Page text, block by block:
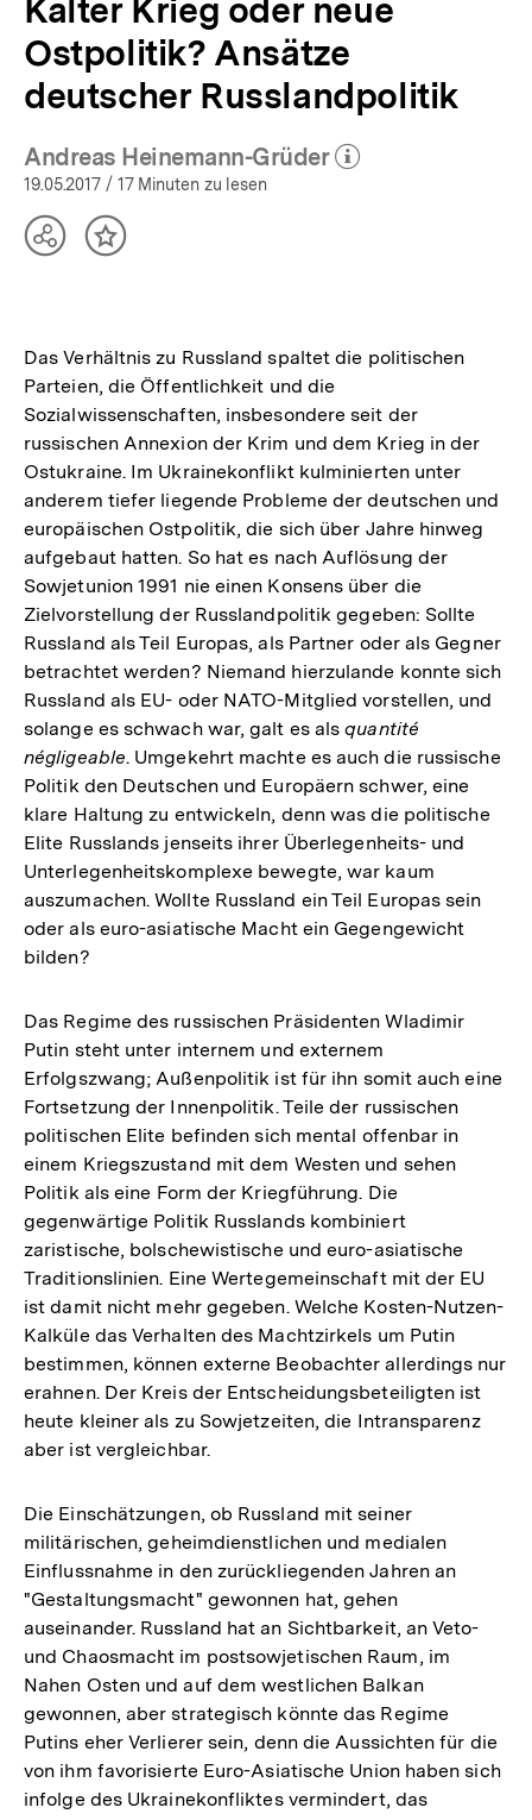
Kalter Krieg oder neue
Ostpolitik? Ansätze
deutscher Russlandpolitik
Andreas Heinemann-Grüder
(Mehr zum Autor)
19.05.2017 / 17 Minuten zu lesen
TeilenInhalt
Das Verhältnis zu Russland spaltet die politischen
Parteien, die Öffentlichkeit und die
Sozialwissenschaften, insbesondere seit der
russischen Annexion der Krim und dem Krieg in der
Ostukraine. Im Ukrainekonflikt kulminierten unter
anderem tiefer liegende Probleme der deutschen und
europäischen Ostpolitik, die sich über Jahre hinweg
aufgebaut hatten. So hat es nach Auflösung der
Sowjetunion 1991 nie einen Konsens über die
Zielvorstellung der Russlandpolitik gegeben: Sollte
Russland als Teil Europas, als Partner oder als Gegner
betrachtet werden? Niemand hierzulande konnte sich
Russland als EU- oder NATO-Mitglied vorstellen, und
solange es schwach war, galt es alsquantité
négligeable. Umgekehrt machte es auch die russische
Politik den Deutschen und Europäern schwer, eine
klare Haltung zu entwickeln, denn was die politische
Elite Russlands jenseits ihrer Überlegenheits- und
Unterlegenheitskomplexe bewegte, war kaum
auszumachen. Wollte Russland ein Teil Europas sein
oder als euro-asiatische Macht ein Gegengewicht
bilden?
Das Regime des russischen Präsidenten Wladimir
Putin steht unter internem und externem
Erfolgszwang; Außenpolitik ist für ihn somit auch eine
Fortsetzung der Innenpolitik. Teile der russischen
politischen Elite befinden sich mental offenbar in
einem Kriegszustand mit dem Westen und sehen
Politik als eine Form der Kriegführung. Die
gegenwärtige Politik Russlands kombiniert
zaristische, bolschewistische und euro-asiatische
Traditionslinien. Eine Wertegemeinschaft mit der EU
ist damit nicht mehr gegeben. Welche Kosten-Nutzen-
Kalküle das Verhalten des Machtzirkels um Putin
bestimmen, können externe Beobachter allerdings nur
erahnen. Der Kreis der Entscheidungsbeteiligten ist
heute kleiner als zu Sowjetzeiten, die Intransparenz
aber ist vergleichbar.
Die Einschätzungen, ob Russland mit seiner
militärischen, geheimdienstlichen und medialen
Einflussnahme in den zurückliegenden Jahren an
"Gestaltungsmacht" gewonnen hat, gehen
auseinander. Russland hat an Sichtbarkeit, an Veto-
und Chaosmacht im postsowjetischen Raum, im
Nahen Osten und auf dem westlichen Balkan
gewonnen, aber strategisch könnte das Regime
Putins eher Verlierer sein, denn die Aussichten für die
von ihm favorisierte Euro-Asiatische Union haben sich
infolge des Ukrainekonfliktes vermindert, das